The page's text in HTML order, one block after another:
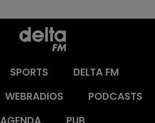
SPORTS
DELTA FM
WEBRADIOS
PODCASTS